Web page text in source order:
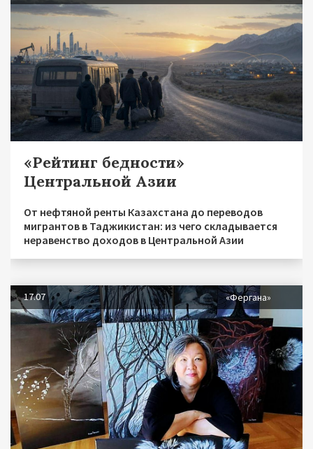
«Рейтинг бедности»
Центральной Азии
От нефтяной ренты Казахстана до переводов
мигрантов в Таджикистан: из чего складывается
неравенство доходов в Центральной Азии
17.07 «Фергана»